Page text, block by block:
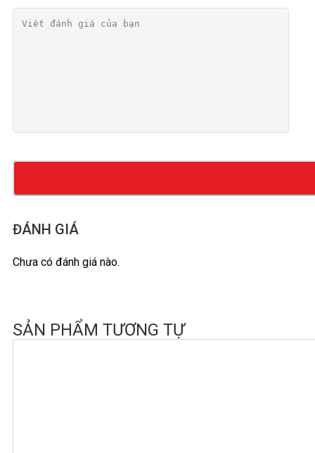
ĐÁNH GIÁ
Chưa có đánh giá nào.
SẢN PHẨM TƯƠNG TỰ